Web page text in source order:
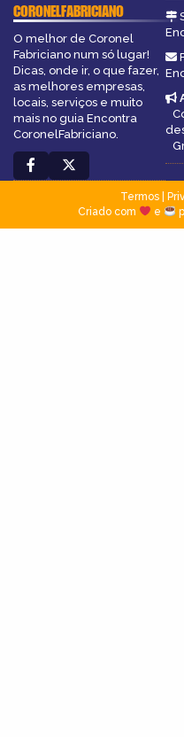
CORONELFABRICIANO
O melhor de Coronel
Fabriciano num só lugar!
Dicas, onde ir, o que fazer,
as melhores empresas,
locais, serviços e muito
mais no guia Encontra
CoronelFabriciano.
Termos|
Criado com
e